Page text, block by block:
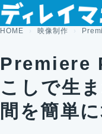
コンテンツへスキップ
HOME 映像制作
Premiere
こしで生
間を簡単